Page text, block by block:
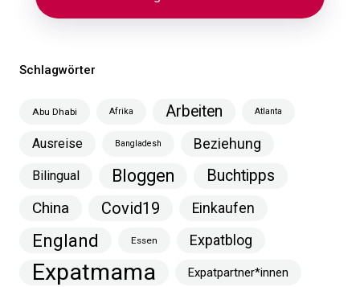
Schlagwörter
Abu Dhabi Afrika Arbeiten Atlanta
Ausreise Bangladesh Beziehung
Bilingual Bloggen
Buchtipps
China
Covid19 Einkaufen
England Essen Expatblog
Expatmama Expatpartner*innen